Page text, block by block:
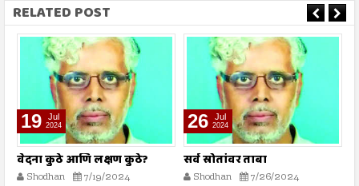
RELATED POST
19 Jul
2024
वेदना कुठे आणि लक्षण कुठे?
Shodhan 7/19/2024
26 Jul
2024
सर्व स्रोतांवर ताबा
Shodhan 7/26/2024